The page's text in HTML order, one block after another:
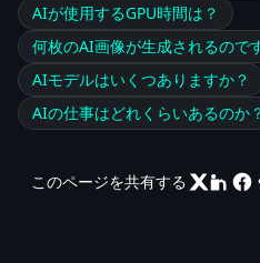
AIが使用するGPU時間は？
何枚のAI画像が生成されるので
AIモデルはいくつありますか？
AIの仕事はどれくらいあるのか
このページを共有する